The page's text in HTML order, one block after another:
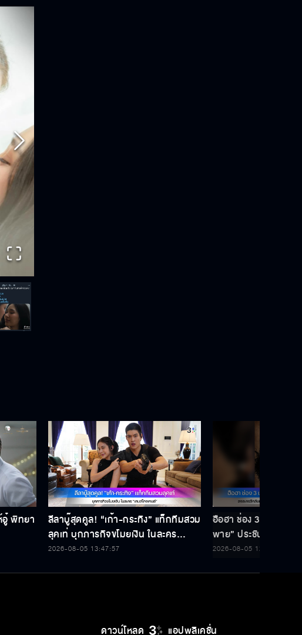
อู๋ พิทยา
ลีลาบู๊สุดคูล! “เก้า-กระทิง” แท็กทีมสวม
ลุคเท่ บุกภารกิจขโมยเงิน ในละคร
“เกมส์โกงเกมส์”
2026-08-05 13:47:57
ฮือฮา ช่อง 3 เซอร์ไพร
พาย” ประชันบทบาท
ผ่านกาลเวลาฟอร์มใหญ่ “รสก
2026-08-05 12:56:46
ดาวน์โหลด แอปพลิเคชั่น